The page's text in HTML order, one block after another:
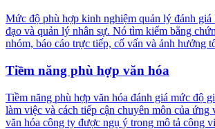
Mức độ phù hợp kinh nghiệm quản lý đánh giá
đạo và quản lý nhân sự. Nó tìm kiếm bằng
nhóm, báo cáo trực tiếp, cố vấn và ảnh hưởng
Tiềm năng phù hợp văn hóa
Tiềm năng phù hợp văn hóa đánh giá mức độ
làm việc và cách tiếp cận chuyên môn của ứng
văn hóa công ty được ngụ ý trong mô tả công